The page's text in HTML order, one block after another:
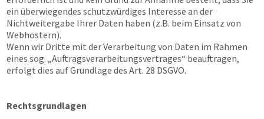
ein überwiegendes schutzwürdiges Interesse an der
Nichtweitergabe Ihrer Daten haben (z.B. beim Einsatz von
Webhostern).
Wenn wir Dritte mit der Verarbeitung von Daten im Rahmen
eines sog. „Auftragsverarbeitungsvertrages“ beauftragen,
erfolgt dies auf Grundlage des Art. 28 DSGVO.
Rechtsgrundlagen